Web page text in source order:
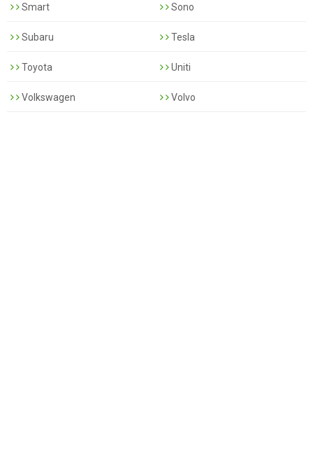
Smart Sono
Subaru Tesla
Toyota Uniti
Volkswagen Volvo